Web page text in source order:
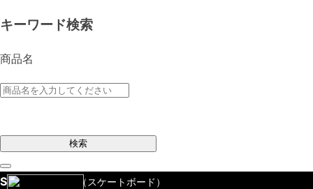
キーワード検索
商品名
検索
SKATEBOARD （スケートボード）